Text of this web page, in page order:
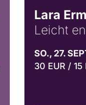
Lara
Leicht
SO., 27.
30 EUR / 15